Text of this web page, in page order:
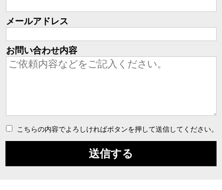
メールアドレス
お問い合わせ内容
こちらの内容でよろしければボタンを押して送信してください。